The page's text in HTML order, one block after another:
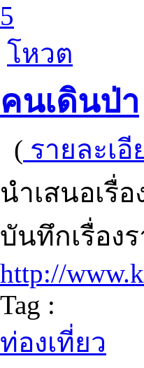
5
โหวต
คนเดินป่า
( รายละเอี
นำเสนอเรื่
บันทึกเรื่อง
http://
Tag :
ท่องเที่ยว